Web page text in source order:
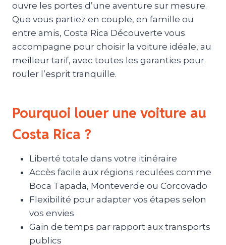
ouvre les portes d’une aventure sur mesure.
Que vous partiez en couple, en famille ou
entre amis, Costa Rica Découverte vous
accompagne pour choisir la voiture idéale, au
meilleur tarif, avec toutes les garanties pour
rouler l’esprit tranquille.
Pourquoi louer une voiture au
Costa Rica ?
Liberté totale dans votre itinéraire
Accès facile aux régions reculées comme
Boca Tapada, Monteverde ou Corcovado
Flexibilité pour adapter vos étapes selon
vos envies
Gain de temps par rapport aux transports
publics